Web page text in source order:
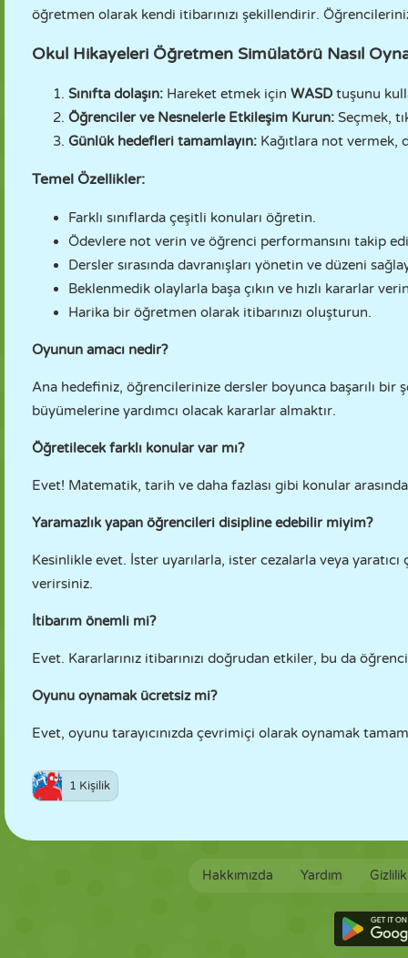
öğretmen olarak kendi itibarınızı şekillendirir.
Okul Hikayeleri Öğretmen Simülatörü Nasıl
Sınıfta dolaşın: Hareket etmek için WASD tuşunu
Öğrenciler ve Nesnelerle Etkileşim Kurun: Seçmek,
Günlük hedefleri tamamlayın: Kağıtlara not vermek,
Temel Özellikler:
Farklı sınıflarda çeşitli konuları öğretin.
Ödevlere not verin ve öğrenci performansını takip
Dersler sırasında davranışları yönetin ve düzeni
Beklenmedik olaylarla başa çıkın ve hızlı kararlar
Harika bir öğretmen olarak itibarınızı oluşturun.
Oyunun amacı nedir?
Ana hedefiniz, öğrencilerinize dersler boyunca başarılı bir
büyümelerine yardımcı olacak kararlar almaktır.
Öğretilecek farklı konular var mı?
Evet! Matematik, tarih ve daha fazlası gibi konular
Yaramazlık yapan öğrencileri disipline edebilir miyim?
Kesinlikle evet. İster uyarılarla, ister cezalarla veya
verirsiniz.
İtibarım önemli mi?
Evet. Kararlarınız itibarınızı doğrudan etkiler, bu da
Oyunu oynamak ücretsiz mi?
Evet, oyunu tarayıcınızda çevrimiçi olarak oynamak
1 Kişilik
Hakkımızda Yardım